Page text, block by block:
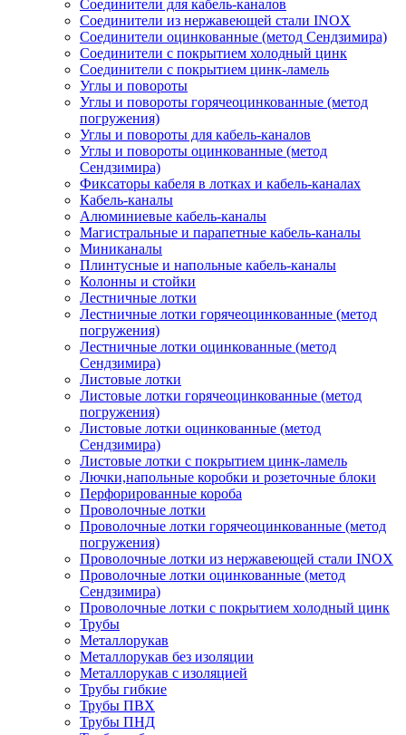
Соединители для кабель-каналов
Соединители из нержавеющей стали INOX
Соединители оцинкованные (метод Сендзимира)
Соединители с покрытием холодный цинк
Соединители с покрытием цинк-ламель
Углы и повороты
Углы и повороты горячеоцинкованные (метод
погружения)
Углы и повороты для кабель-каналов
Углы и повороты оцинкованные (метод
Сендзимира)
Фиксаторы кабеля в лотках и кабель-каналах
Кабель-каналы
Алюминиевые кабель-каналы
Магистральные и парапетные кабель-каналы
Миниканалы
Плинтусные и напольные кабель-каналы
Колонны и стойки
Лестничные лотки
Лестничные лотки горячеоцинкованные (метод
погружения)
Лестничные лотки оцинкованные (метод
Сендзимира)
Листовые лотки
Листовые лотки горячеоцинкованные (метод
погружения)
Листовые лотки оцинкованные (метод
Сендзимира)
Листовые лотки с покрытием цинк-ламель
Лючки,напольные коробки и розеточные блоки
Перфорированные короба
Проволочные лотки
Проволочные лотки горячеоцинкованные (метод
погружения)
Проволочные лотки из нержавеющей стали INOX
Проволочные лотки оцинкованные (метод
Сендзимира)
Проволочные лотки с покрытием холодный цинк
Трубы
Металлорукав
Металлорукав без изоляции
Металлорукав с изоляцией
Трубы гибкие
Трубы ПВХ
Трубы ПНД